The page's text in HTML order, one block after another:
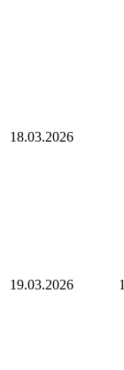
18.03.2026
19.03.2026